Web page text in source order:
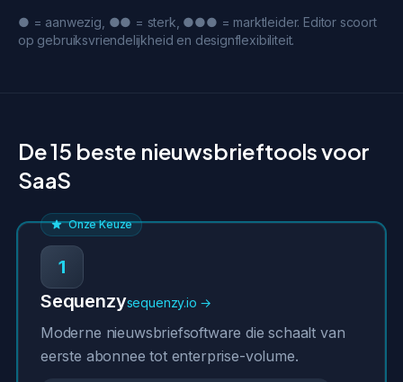
● = aanwezig, ●● = sterk, ●●● = marktleider. Editor scoort
op gebruiksvriendelijkheid en designflexibiliteit.
De 15 beste nieuwsbrieftools voor
SaaS
Onze Keuze
1
Sequenzysequenzy.io →
Moderne nieuwsbriefsoftware die schaalt van
eerste abonnee tot enterprise-volume.